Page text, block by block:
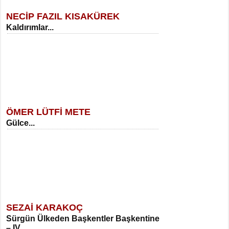
SELAHATTİN YILDIZ
MEHMET TAŞTAN
SITKI CANEY
NECİP FAZIL KISAKÜREK
Kaldırımlar...
ÖMER LÜTFİ METE
Gülce...
SEZAİ KARAKOÇ
Sürgün Ülkeden Başkentler Başkentine